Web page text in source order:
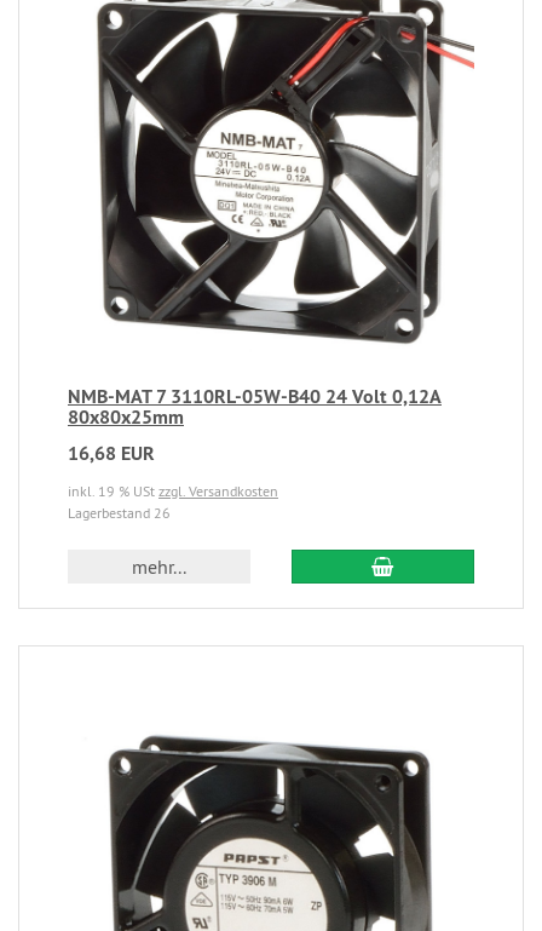
NMB-MAT 7 3110RL-05W-B40 24 Volt 0,12A
80x80x25mm
16,68 EUR
inkl. 19 % USt zzgl. Versandkosten
Lagerbestand 26
mehr...